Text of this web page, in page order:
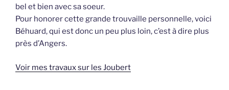
bel et bien avec sa soeur.
Pour honorer cette grande trouvaille personnelle, voici
Béhuard, qui est donc un peu plus loin, c’est à dire plus
près d’Angers.
Voir mes travaux sur les Joubert